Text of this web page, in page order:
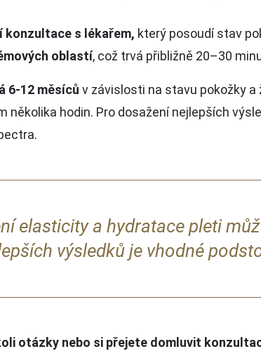
konzultace s lékařem, který posoudí stav
oblastí, což trvá přibližně 20–30
6-12 měsíců v závislosti na stavu pokožky
několika hodin. Pro dosažení nejlepších
elasticity a hydratace pleti
výsledků je vhodné
otázky nebo si přejete domluvit